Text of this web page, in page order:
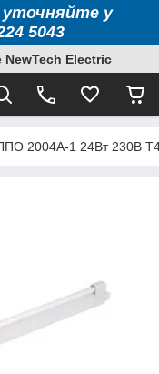
у
5043
NewTech Electric
2004A-1 24Вт 230В